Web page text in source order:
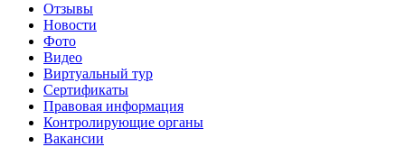
Отзывы
Новости
Фото
Видео
Виртуальный тур
Сертификаты
Правовая информация
Контролирующие органы
Вакансии